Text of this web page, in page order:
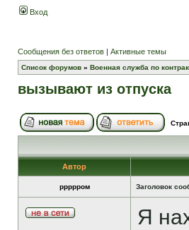
Вход
Сообщения без ответов | Активные темы
Список форумов » Военная служба по
вызывают из отпуска
Автор
ррррром Заголовок
Я